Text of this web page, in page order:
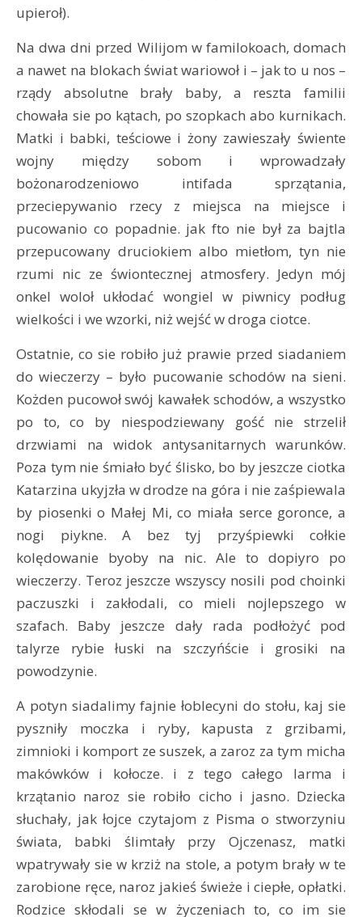
upieroł).
Na dwa dni przed Wilijom w familokoach, domach
a nawet na blokach świat wariowoł i – jak to u nos –
rządy absolutne brały baby, a reszta familii
chowała sie po kątach, po szopkach abo kurnikach.
Matki i babki, teściowe i żony zawieszały świente
wojny między sobom i wprowadzały
bożonarodzeniowo intifada sprzątania,
przeciepywanio rzecy z miejsca na miejsce i
pucowanio co popadnie. jak fto nie był za bajtla
przepucowany druciokiem albo mietłom, tyn nie
rzumi nic ze świontecznej atmosfery. Jedyn mój
onkel woloł ukłodać wongiel w piwnicy podług
wielkości i we wzorki, niż wejść w droga ciotce.
Ostatnie, co sie robiło już prawie przed siadaniem
do wieczerzy – było pucowanie schodów na sieni.
Kożden pucowoł swój kawałek schodów, a wszystko
po to, co by niespodziewany gość nie strzelił
drzwiami na widok antysanitarnych warunków.
Poza tym nie śmiało być ślisko, bo by jeszcze ciotka
Katarzina ukyjzła w drodze na góra i nie zaśpiewala
by piosenki o Małej Mi, co miała serce goronce, a
nogi piykne. A bez tyj przyśpiewki cołkie
kolędowanie byoby na nic. Ale to dopiyro po
wieczerzy. Teroz jeszcze wszyscy nosili pod choinki
paczuszki i zakłodali, co mieli nojlepszego w
szafach. Baby jeszcze dały rada podłożyć pod
talyrze rybie łuski na szczyńście i grosiki na
powodzynie.
A potyn siadalimy fajnie łoblecyni do stołu, kaj sie
pyszniły moczka i ryby, kapusta z grzibami,
zimnioki i komport ze suszek, a zaroz za tym micha
makówków i kołocze. i z tego całego larma i
krzątanio naroz sie robiło cicho i jasno. Dziecka
słuchały, jak łojce czytajom z Pisma o stworzyniu
świata, babki ślimtały przy Ojczenasz, matki
wpatrywały sie w krziż na stole, a potym brały w te
zarobione ręce, naroz jakieś świeże i ciepłe, opłatki.
Rodzice skłodali se w życzeniach to, co im sie